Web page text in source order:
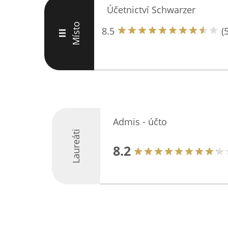
III Místo
Účetnictví Schwarzer
8.5
Laureáti
Admis - účto
8.2